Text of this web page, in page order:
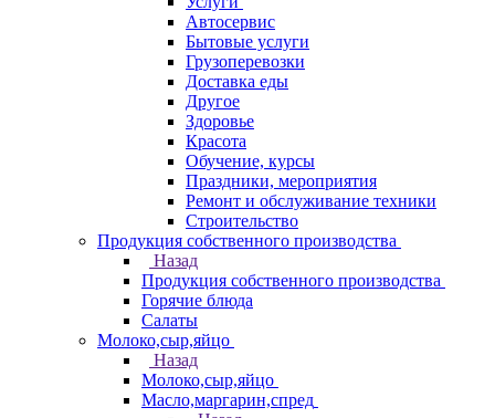
Автосервис
Бытовые услуги
Грузоперевозки
Доставка еды
Другое
Здоровье
Красота
Обучение, курсы
Праздники, мероприятия
Ремонт и обслуживание техники
Строительство
Продукция собственного производства
Назад
Продукция собственного производства
Горячие блюда
Салаты
Молоко,сыр,яйцо
Назад
Молоко,сыр,яйцо
Масло,маргарин,спред